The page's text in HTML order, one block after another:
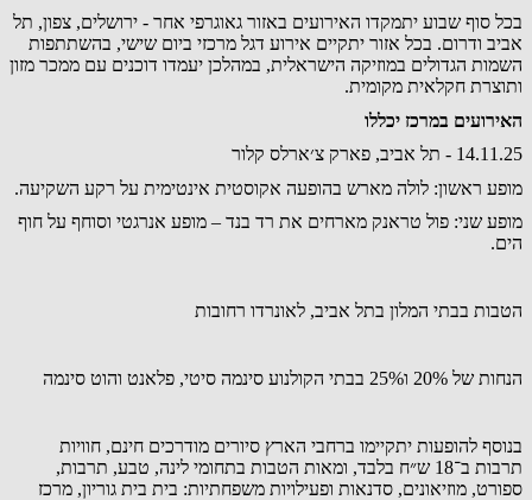
בכל סוף שבוע יתמקדו האירועים באזור גאוגרפי אחר - ירושלים, צפון, תל
אביב ודרום. בכל אזור יתקיים אירוע דגל מרכזי ביום שישי, בהשתתפות
השמות הגדולים במוזיקה הישראלית, במהלכן יעמדו דוכנים עם ממכר מזון
ותוצרת חקלאית מקומית.
האירועים במרכז יכללו
14.11.25 - תל אביב, פארק צ׳ארלס קלור
מופע ראשון: לולה מארש בהופעה אקוסטית אינטימית על רקע השקיעה.
מופע שני: פול טראנק מארחים את רד בנד – מופע אנרגטי וסוחף על חוף
הים.
הטבות בבתי המלון בתל אביב, לאונרדו רחובות
הנחות של 20% ו25% בבתי הקולנוע סינמה סיטי, פלאנט והוט סינמה
בנוסף להופעות יתקיימו ברחבי הארץ סיורים מודרכים חינם, חוויות
תרבות ב־18 ש״ח בלבד, ומאות הטבות בתחומי לינה, טבע, תרבות,
ספורט, מוזיאונים, סדנאות ופעילויות משפחתיות: בית בית גוריון, מרכז